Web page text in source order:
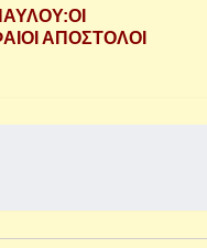
ΑΠΟΣΤΟΛΟΙ